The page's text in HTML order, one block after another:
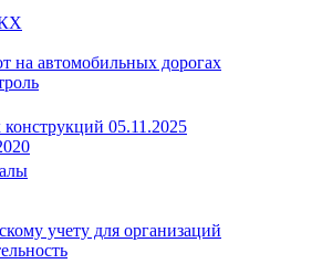
на автомобильных дорогах
05.11.2025
учету для организаций